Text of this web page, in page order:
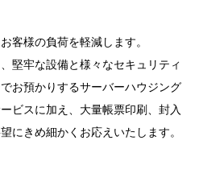
客様の負荷を軽減します。
堅牢な設備と様々なセキュリティ
お預かりするサーバーハウジング
ビスに加え、大量帳票印刷、封入
にきめ細かくお応えいたします。